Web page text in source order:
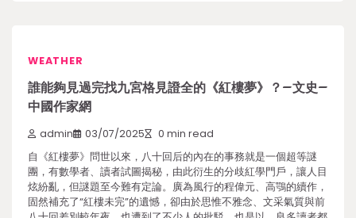
WEATHER
誰能夠見過完找九宮格見證全的《紅樓夢》？–文史–
中國作家網
admin 03/07/2025 0 min read
自《紅樓夢》問世以來，八十回后的內在的事務就是一個超等謎
團，有數學者、讀者試圖揭秘，由此衍生的分歧紅學門戶，讓人目
炫紛亂，但謎題至今難有定論。廣為風行的程偉元、高鶚的續作，
固然補充了“紅樓未完”的遺憾，卻由於思惟不雅念、文采氣質與前